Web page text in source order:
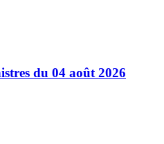
du 04 août 2026